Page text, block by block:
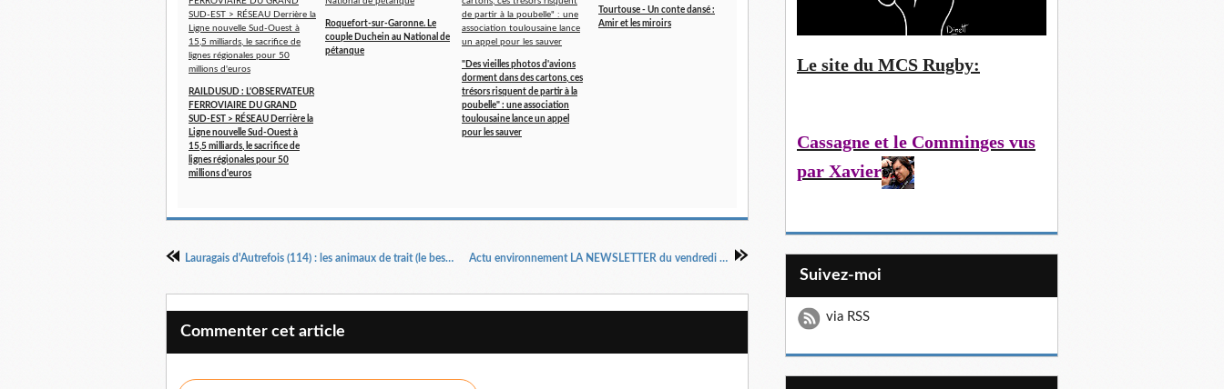
RAILDUSUD : L'OBSERVATEUR
FERROVIAIRE DU GRAND
SUD-EST > RÉSEAU Derrière la
Ligne nouvelle Sud-Ouest à
15,5 milliards, le sacrifice de
lignes régionales pour 50
millions d'euros
Roquefort-sur-Garonne. Le
couple Duchein au National de
pétanque
"Des vieilles photos d'avions
dorment dans des cartons, ces
trésors risquent de partir à la
poubelle" : une association
toulousaine lance un appel
pour les sauver
Tourtouse - Un conte dansé :
Amir et les miroirs
Lauragais d'Autrefois (114) : les animaux de trait (le bestial de tira) Actu environnement LA NEWSLETTER du vendredi 22 janvier
Commenter cet article
Le site du MCS Rugby:
Cassagne et le Comminges vus
par Xavier
Suivez-moi
via RSS